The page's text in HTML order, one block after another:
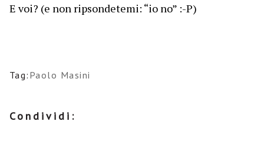
E voi? (e non ripsondetemi: “io no” :-P)
Tag: Paolo Masini
Condividi: